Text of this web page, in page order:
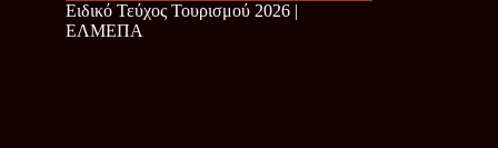
Ειδικό Τεύχος Τουρισμού 2026 |
ΕΛΜΕΠΑ